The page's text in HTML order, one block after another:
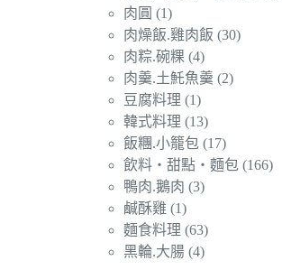
肉圓 (1)
肉燥飯.雞肉飯 (30)
肉粽.碗粿 (4)
肉羹.土魠魚羹 (2)
豆腐料理 (1)
韓式料理 (13)
飯糰.小籠包 (17)
飲料‧甜點‧麵包 (166)
鴨肉.鵝肉 (3)
鹹酥雞 (1)
麵食料理 (63)
黑輪.大腸 (4)